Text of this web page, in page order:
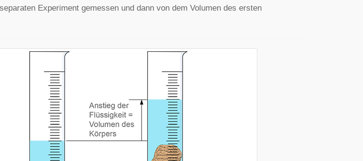
Experiment gemessen und dann von dem Volumen des ersten